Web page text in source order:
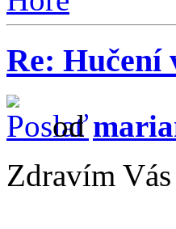
Re: Hučení
od
Zdravím